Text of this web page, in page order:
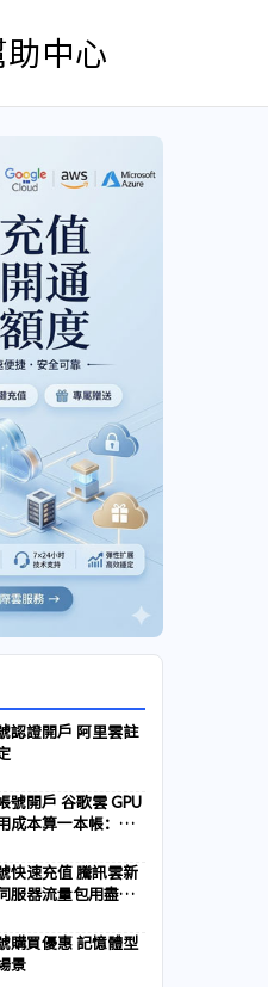
助中心
認證開戶 阿里雲註
號開戶 谷歌雲 GPU
成本算一本帳：
快速充值 騰訊雲新
服器流量包用盡怎
購買優惠 記憶體型
景